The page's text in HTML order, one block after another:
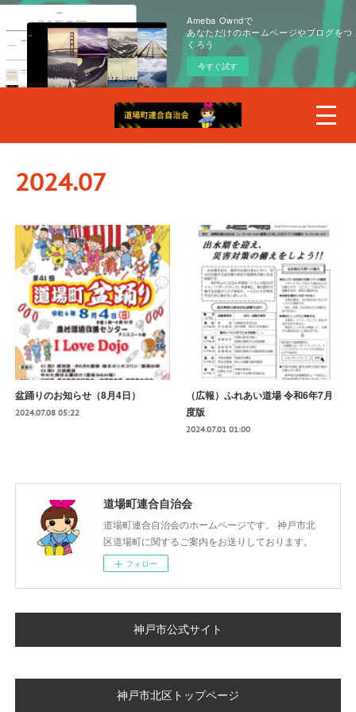
Ameba Owndで
あなただけのホームページやブログをつ
くろう
今すぐ試す
2024.07
盆踊りのお知らせ（8月4日）
2024.07.08 05:22
（広報）ふれあい道場 令和6年7月
度版
2024.07.01 01:00
道場町連合自治会
道場町連合自治会のホームページです。 神戸市北
区道場町に関するご案内をお送りしております。
フォロー
神戸市公式サイト
神戸市北区トップページ